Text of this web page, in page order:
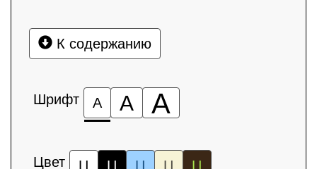
К содержанию
Шрифт А А А
Цвет Ц Ц Ц Ц Ц